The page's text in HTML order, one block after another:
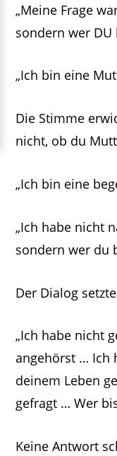
„Meine Frage
sondern wer DU
„Ich bin eine
Die Stimme
nicht, ob du
„Ich bin eine
„Ich habe nicht
sondern wer du
Der Dialog
„Ich habe nicht
angehörst … Ich
deinem Leben
gefragt … Wer
Keine Antwort